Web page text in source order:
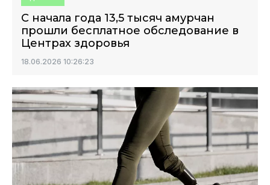
С начала года 13,5 тысяч амурчан
прошли бесплатное обследование в
Центрах здоровья
18.06.2026 10:26:23